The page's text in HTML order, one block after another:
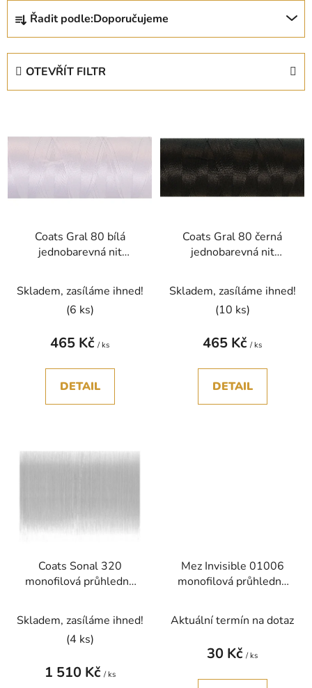
Ř
z
r
o
d
u
Řadit podle:Doporučujeme
OTEVŘÍT FILTR
ý
i
s
p
Coats Gral 80 bílá
jednobarevná nit
Skladem, zasíláme ihned!
(6 ks)
465 Kč / ks
DETAIL
Coats Gral 80 černá
jednobarevná nit
Skladem, zasíláme ihned!
(10 ks)
465 Kč / ks
DETAIL
Coats Sonal 320
monofilová průhledná
Skladem, zasíláme ihned!
(4 ks)
1 510 Kč / ks
Mez Invisible 01006
monofilová průhledná
Aktuální termín na dotaz
30 Kč / ks